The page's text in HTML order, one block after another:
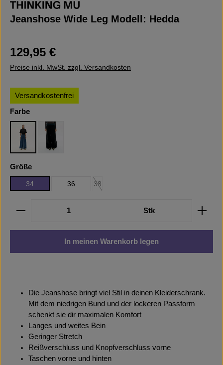
Jeanshose Wide Leg Modell: Hedda
Regulärer Preis:
129,95 €
Preise inkl. MwSt. zzgl. Versandkosten
Versandkostenfrei
Farbeauswählen
Denim Black
Größeauswählen
34 36 38
(Diese Option ist zurzeit nicht verfügbar.)
Produkt Anzahl: Gib den gewünschten Wert ein
Stk
In meinen Warenkorb legen
Die Jeanshose bringt viel Stil in deinen Kleiderschrank.
Mit dem niedrigen Bund und der lockeren Passform
schenkt sie dir maximalen Komfort
Langes und weites Bein
Geringer Stretch
Reißverschluss und Knopfverschluss vorne
Taschen vorne und hinten